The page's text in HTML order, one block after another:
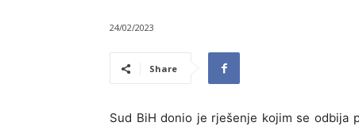
24/02/2023
Share
Sud BiH donio je rješenje kojim se odbija